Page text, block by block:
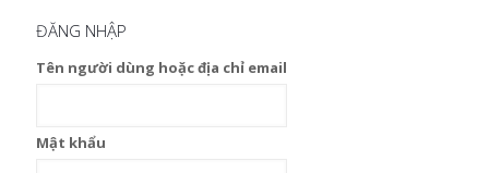
ĐĂNG NHẬP
Tên người dùng hoặc địa chỉ email
Mật khẩu